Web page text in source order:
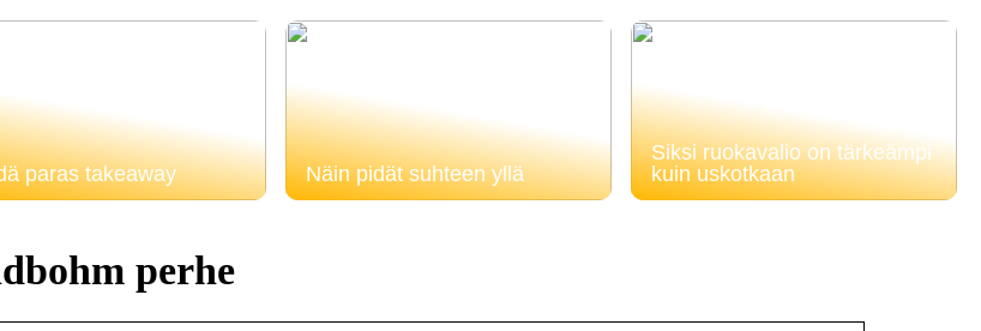
paras takeaway Näin pidät suhteen yllä
Siksi ruokavalio on tärkeämpi
kuin uskotkaan
perhe